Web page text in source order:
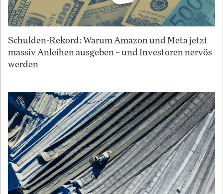
Schulden-Rekord: Warum Amazon und Meta jetzt
massiv Anleihen ausgeben – und Investoren nervös
werden